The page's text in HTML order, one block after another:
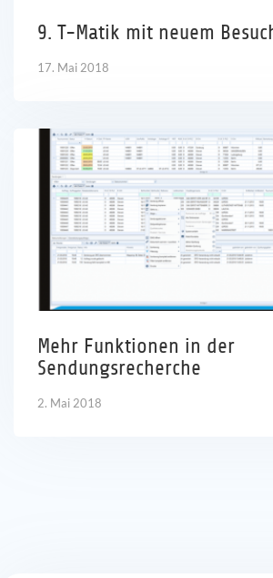
Referenzen
Kontakt
9. T-Matik mit neuem
17. Mai 2018
Mehr Funktionen in der
Sendungsrecherche
2. Mai 2018